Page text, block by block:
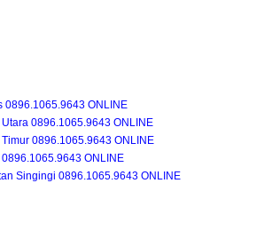
0896.1065.9643 ONLINE
0896.1065.9643 ONLINE
0896.1065.9643 ONLINE
ONLINE
Singingi 0896.1065.9643 ONLINE